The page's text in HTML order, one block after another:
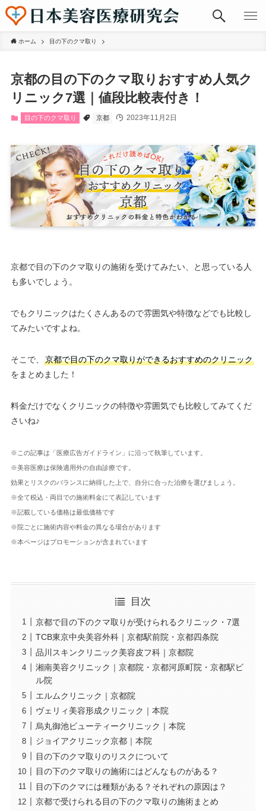
ホーム 目の下のクマ取り
京都の目の下のクマ取りおすすめ人気ク
リニック7選｜値段比較表付き！
目の下のクマ取り 京都 2023年11月2日
京都で目の下のクマ取りの施術を受けてみたい、と思っている人
も多いでしょう。
でもクリニックはたくさんあるので雰囲気や特徴などでも比較し
てみたいですよね。
そこで、
京都で目の下のクマ取りができるおすすめのクリニック
をまとめました！
料金だけでなくクリニックの特徴や雰囲気でも比較してみてくだ
さいね♪
※この記事は「医療広告ガイドライン」に沿って執筆しています。
※美容医療は保険適用外の自由診療です。
効果とリスクのバランスに納得した上で、自分に合った治療を選びましょう。
※全て税込・両目での施術料金にて表記しています
※記載している価格は最低価格です
※院ごとに施術内容や料金の異なる場合があります
※本ページはプロモーションが含まれています
目次
京都で目の下のクマ取りが受けられるクリニック・7選
TCB東京中央美容外科｜京都駅前院・京都四条院
品川スキンクリニック美容皮フ科｜京都院
湘南美容クリニック｜京都院・京都河原町院・京都駅ビ
ル院
エルムクリニック｜京都院
ヴェリィ美容形成クリニック｜本院
烏丸御池ビューティークリニック｜本院
ジョイアクリニック京都｜本院
目の下のクマ取りのリスクについて
目の下のクマ取りの施術にはどんなものがある？
目の下のクマには種類がある？それぞれの原因は？
京都で受けられる目の下のクマ取りの施術まとめ